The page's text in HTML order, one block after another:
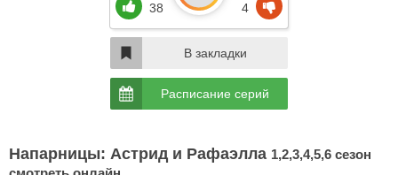
Напарницы: Астрид и Рафаэлла 1,2,3,4,5,6 сезон
38 4
В закладки
Расписание серий